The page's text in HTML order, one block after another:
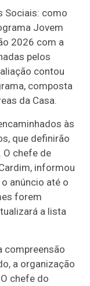
Sociais: como
Jovem
2026 com a
pelos
contou
composta
da Casa.
às
que definirão
chefe de
informou
anúncio até o
forem
a lista
compreensão
a organização
chefe do